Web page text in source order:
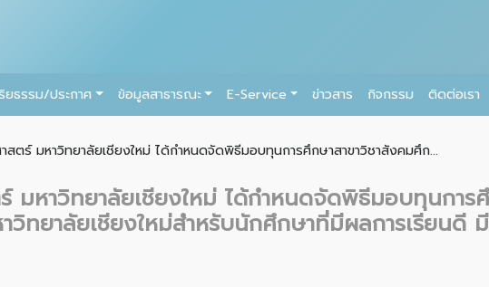
ธรรม/ประกาศ ข้อมูลสาธารณะ E-Service ข่าวสาร กิจกรรม ติดต่อเรา
ตร์ มหาวิทยาลัยเชียงใหม่ ได้กำหนดจัดพิธีมอบทุนการศึกษาสาขาวิชาสังคมศึก...
มหาวิทยาลัยเชียงใหม่ ได้กำหนดจัดพิธีมอบทุนการ
ทยาลัยเชียงใหม่สำหรับนักศึกษาที่มีผลการเรียนดี